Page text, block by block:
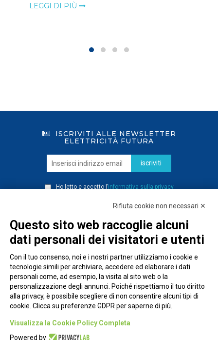
LEGGI DI PIÙ
ISCRIVITI ALLE NEWSLETTER
ELETTRICITÀ FUTURA
iscriviti
Ho letto e accetto l’informativa sulla privacy
Piazza Alessandria, 24 - 00198 Roma
Privacy Policy
Rifiuta cookie non necessari ✕
Questo sito web raccoglie alcuni
dati personali dei visitatori e utenti
Con il tuo consenso, noi e i nostri partner utilizziamo i cookie e
tecnologie simili per archiviare, accedere ed elaborare i dati
personali come, ad esempio, la visita al sito web o la
personalizzazione degli annunci. Poiché rispettiamo il tuo diritto
alla privacy, è possibile scegliere di non consentire alcuni tipi di
cookie. Clicca su preferenze GDPR per saperne di più.
Visualizza la Cookie Policy Completa
Powered by